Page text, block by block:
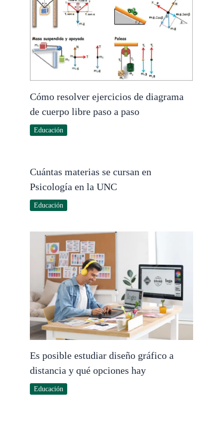
Cómo resolver ejercicios de diagrama
de cuerpo libre paso a paso
Educación
Cuántas materias se cursan en
Psicología en la UNC
Educación
Es posible estudiar diseño gráfico a
distancia y qué opciones hay
Educación